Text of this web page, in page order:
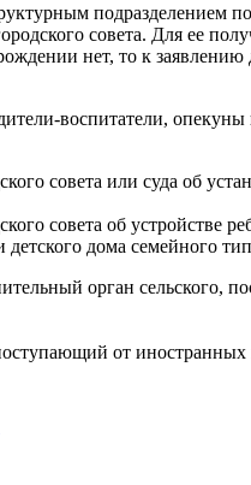
подразделением
совета. Для ее
нет, то к
воспитатели,
совета или суда об
совета об устройстве
дома семейного
орган сельского,
от иностранных